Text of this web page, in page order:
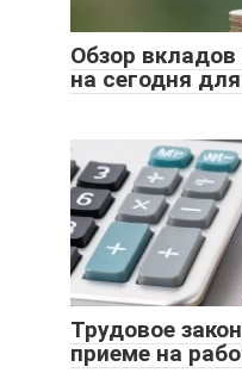
Обзор вкладов
на сегодня
Трудовое
приеме на